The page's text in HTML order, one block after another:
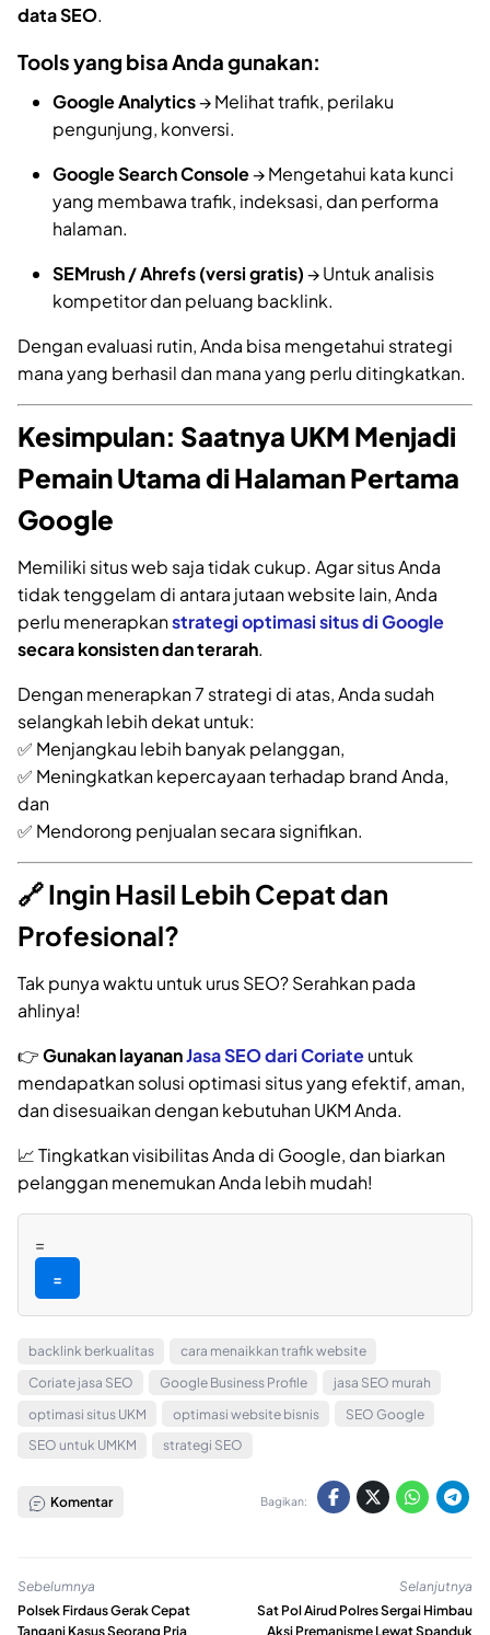
data SEO.
Tools yang bisa Anda gunakan:
Google Analytics→ Melihat trafik, perilaku
pengunjung, konversi.
Google Search Console→ Mengetahui kata kunci
yang membawa trafik, indeksasi, dan performa
halaman.
SEMrush / Ahrefs (versi gratis)→ Untuk analisis
kompetitor dan peluang backlink.
Dengan evaluasi rutin, Anda bisa mengetahui strategi
mana yang berhasil dan mana yang perlu ditingkatkan.
Kesimpulan: Saatnya UKM Menjadi
Pemain Utama di Halaman Pertama
Google
Memiliki situs web saja tidak cukup. Agar situs Anda
tidak tenggelam di antara jutaan website lain, Anda
perlu menerapkanstrategi optimasi situs di Google
secara konsisten dan terarah.
Dengan menerapkan 7 strategi di atas, Anda sudah
selangkah lebih dekat untuk:
✅ Menjangkau lebih banyak pelanggan,
✅ Meningkatkan kepercayaan terhadap brand Anda,
dan
✅ Mendorong penjualan secara signifikan.
🔗 Ingin Hasil Lebih Cepat dan
Profesional?
Tak punya waktu untuk urus SEO? Serahkan pada
ahlinya!
👉Gunakan layananJasa SEO dari Coriateuntuk
mendapatkan solusi optimasi situs yang efektif, aman,
dan disesuaikan dengan kebutuhan UKM Anda.
📈 Tingkatkan visibilitas Anda di Google, dan biarkan
pelanggan menemukan Anda lebih mudah!
=
=
backlink berkualitas
cara menaikkan trafik website
Coriate jasa SEO
Google Business Profile
jasa SEO murah
optimasi situs UKM
optimasi website bisnis
SEO Google
SEO untuk UMKM
strategi SEO
Komentar Bagikan:
Sebelumnya
Polsek Firdaus Gerak Cepat
Tangani Kasus Seorang Pria
Selanjutnya
Sat Pol Airud Polres Sergai Himbau
Aksi Premanisme Lewat Spanduk